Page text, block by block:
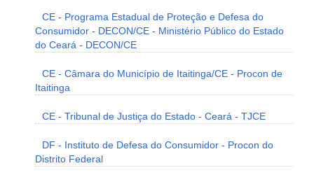
CE - Programa Estadual de Proteção e Defesa do
Consumidor - DECON/CE - Ministério Público do Estado
do Ceará - DECON/CE
CE - Câmara do Município de Itaitinga/CE - Procon de
Itaitinga
CE - Tribunal de Justiça do Estado - Ceará - TJCE
DF - Instituto de Defesa do Consumidor - Procon do
Distrito Federal